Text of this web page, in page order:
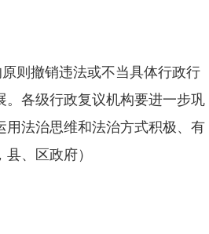
则撤销违法或不当具体行政行
各级行政复议机构要进一步巩
用法治思维和法治方式积极、有
、区政府）